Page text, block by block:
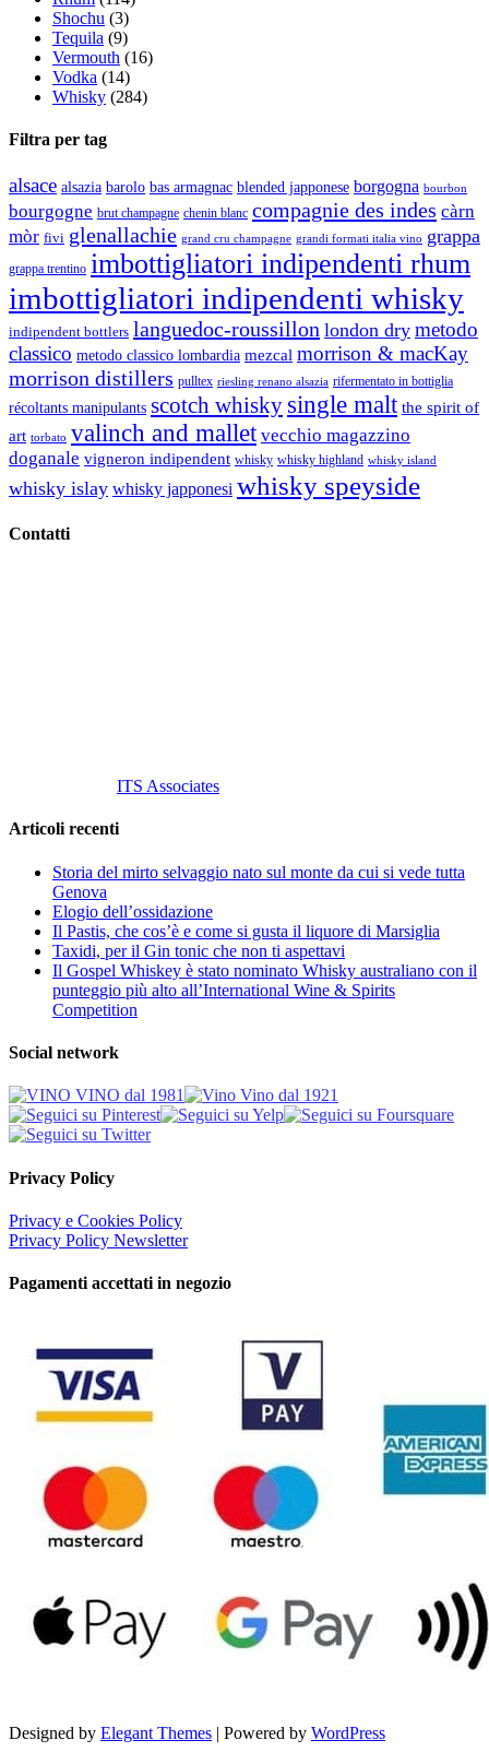
Shochu (3)
Tequila (9)
Vermouth (16)
Vodka (14)
Whisky (284)
Filtra per tag
alsace alsazia barolo bas armagnac blended japponese borgogna bourbon
bourgogne brut champagne chenin blanc compagnie des indes càrn
mòr fivi glenallachie grand cru champagne grandi formati italia vino grappa
grappa trentino imbottigliatori indipendenti rhum
imbottigliatori indipendenti whisky
indipendent bottlers languedoc-roussillon london dry metodo
classico metodo classico lombardia mezcal morrison & macKay
morrison distillers pulltex riesling renano alsazia rifermentato in bottiglia
récoltants manipulants scotch whisky single malt the spirit of
art torbato valinch and mallet vecchio magazzino
doganale vigneron indipendent whisky whisky highland whisky island
whisky islay whisky japponesi whisky speyside
Contatti
ITS Associates
Articoli recenti
Storia del mirto selvaggio nato sul monte da cui si vede tutta
Genova
Elogio dell’ossidazione
Il Pastis, che cos’è e come si gusta il liquore di Marsiglia
Taxidi, per il Gin tonic che non ti aspettavi
Il Gospel Whiskey è stato nominato Whisky australiano con il
punteggio più alto all’International Wine & Spirits
Competition
Social network
Privacy Policy
Privacy e Cookies Policy
Privacy Policy Newsletter
Pagamenti accettati in negozio
Designed by Elegant Themes | Powered by WordPress